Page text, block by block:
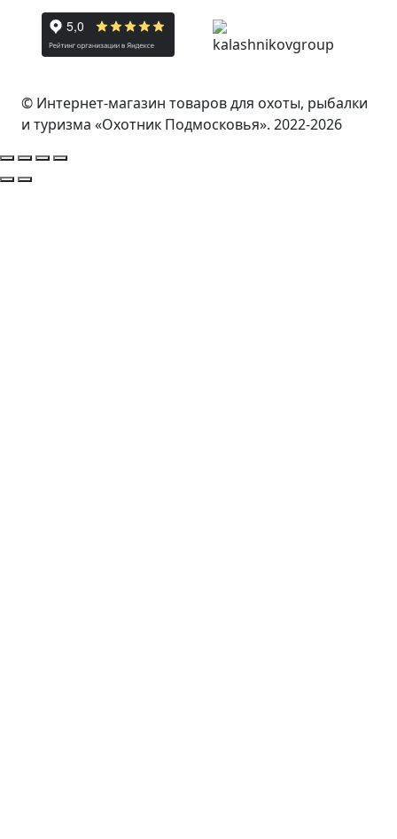
© Интернет-магазин товаров для охоты, рыбалки
и туризма «Охотник Подмосковья». 2022-2026